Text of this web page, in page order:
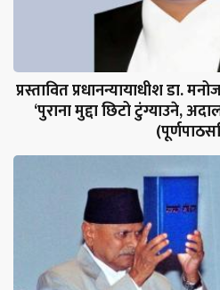
प्रस्तावित प्रधानन्यायाधीश डा.
‘पुराना मुद्दा छिटो टुंग्याउने,